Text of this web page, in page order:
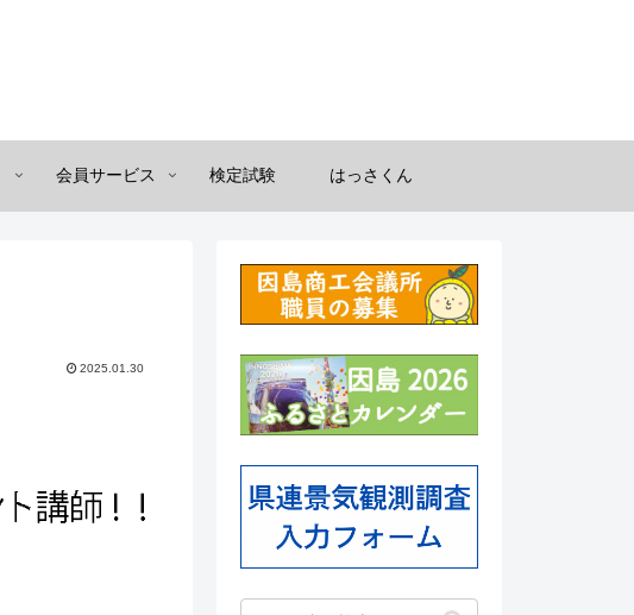
会員サービス 検定試験 はっさくん
2025.01.30